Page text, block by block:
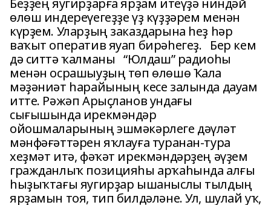
Беҙҙең яугирҙарға ярҙам итеүҙә ниндәй
өлөш индереүегеҙҙе үҙ күҙҙәрем менән
күрҙем. Уларҙың заказдарына һеҙ һәр
ваҡыт оператив яуап бирәһегеҙ. Бер кем
дә ситтә ҡалманы “Юлдаш” радиоһы
менән осрашыуҙың төп өлөшө Ҡала
мәҙәниәт һарайының кесе залында дауам
итте. Рәжәп Арыҫланов ундағы
сығышында ирекмәндәр
ойошмаларының эшмәкәрлеге дәүләт
мәнфәғәттәрен яҡлауға туранан-тура
хеҙмәт итә, фәҡәт ирекмәндәрҙең әүҙем
гражданлыҡ позицияһы арҡаһында алғы
һыҙыҡтағы яугирҙар ышаныслы тылдың
ярҙамын тоя, тип билдәләне. Ул, шулай уҡ,